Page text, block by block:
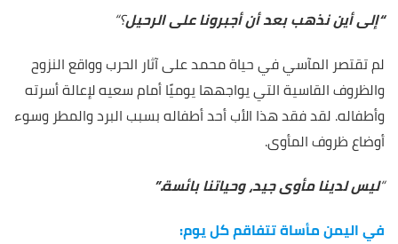
“إلى أين نذهب بعد أن أجبرونا على الرحيل؟“
لم تقتصر المآسي في حياة محمد على آثار الحرب وواقع النزوح
والظروف القاسية التي يواجهها يوميًا أمام سعيه لإعالة أسرته
وأطفاله. لقد فقد هذا الأب أحد أطفاله بسبب البرد والمطر وسوء
أوضاع ظروف المأوى.
“ليس لدينا مأوى جيد، وحياتنا بائسة.”
في اليمن مأساة تتفاقم كل يوم: